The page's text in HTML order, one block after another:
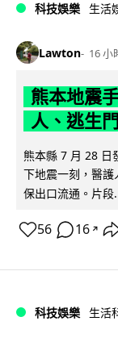
科技娛樂 生活
Lawton 16 小
熊本地震
人、逃生
熊本縣 7 月 28 日
下地震一刻，醫
保出口流通。片段
56 16 ↗
科技娛樂 生活